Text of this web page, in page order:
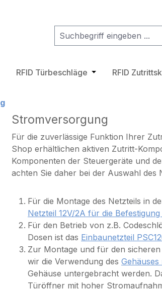
der Kategorie Transponder
oder Schließe das Dropdown der
RFID Türbeschläge Öffne oder
RFID
Stromversorgung
Für die zuverlässige Funktion Ihrer
Shop erhältlichen aktiven Zutritt-
Komponenten der Steuergeräte und
achten Sie daher bei der Auswahl des
Für die Montage des Netzteils in
Netzteil 12V/2A für die
Für den Betrieb von z.B.
Dosen ist das Einbaunetzteil
Zur Montage und für den
wir die Verwendung des
Gehäuse untergebracht werden.
Türöffner mit hoher